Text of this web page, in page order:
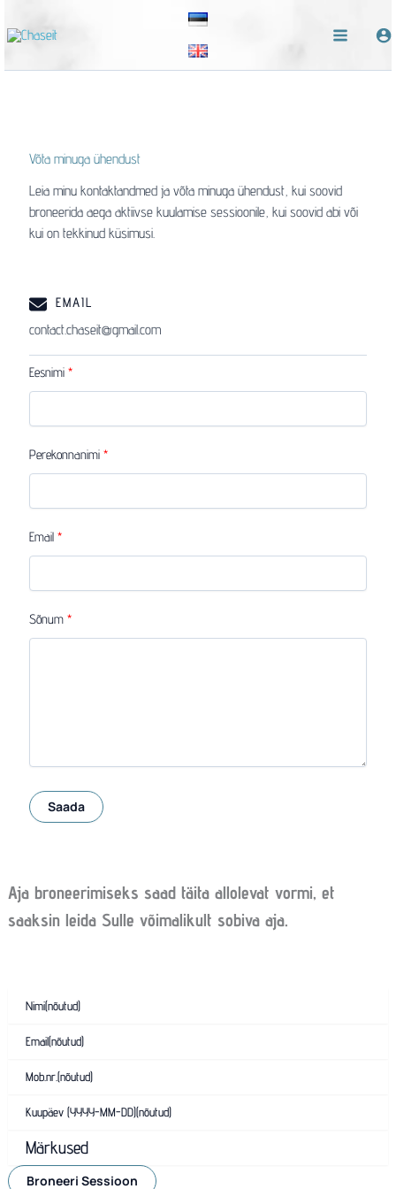
to
Võta minuga ühendust
Leia minu kontaktandmed ja võta minuga ühendust, kui soovid
broneerida aega aktiivse kuulamise sessioonile, kui soovid abi või
kui on tekkinud küsimusi.
EMAIL
contact.chaseit@gmail.com
Eesnimi
Perekonnanimi
Email
Sõnum
Saada
Aja broneerimiseks saad täita allolevat vormi, et
saaksin leida Sulle võimalikult sobiva aja.
Nimi(nõutud)
Email(nõutud)
Mob.nr.(nõutud)
Kuupäev (YYYY-MM-DD)(nõutud)
Märkused
Broneeri Sessioon